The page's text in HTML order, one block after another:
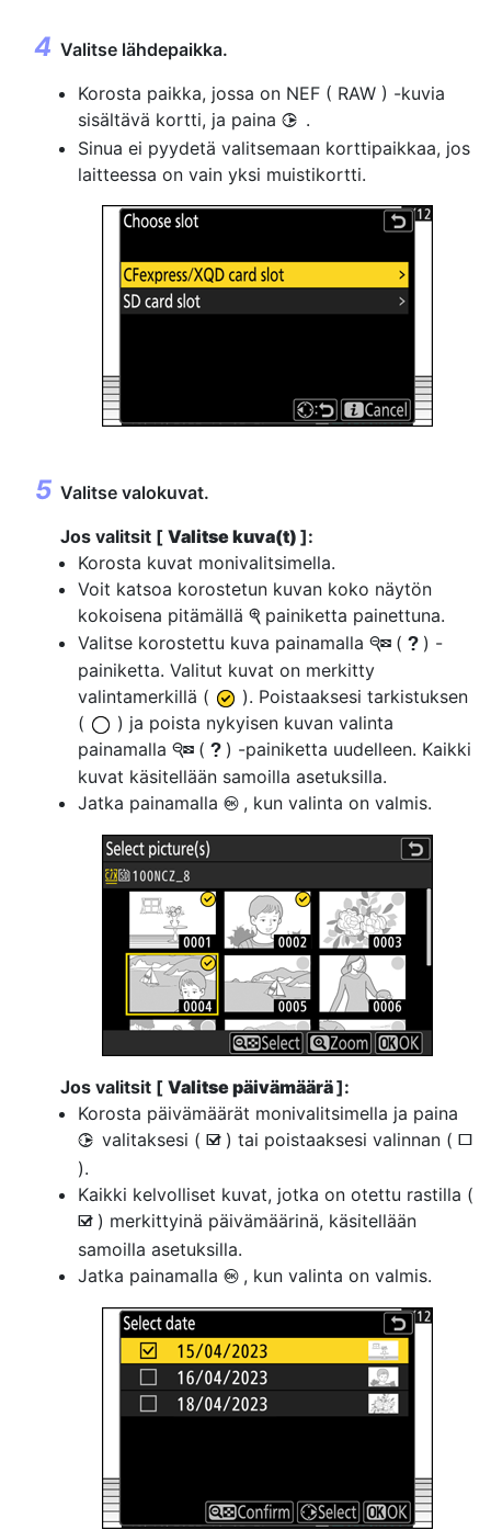
Valitse lähdepaikka.
Korosta paikka, jossa on NEF ( RAW ) -kuvia
sisältävä kortti, ja paina 2 .
Sinua ei pyydetä valitsemaan korttipaikkaa, jos
laitteessa on vain yksi muistikortti.
Valitse valokuvat.
Jos valitsit [ Valitse kuva(t) ]:
Korosta kuvat monivalitsimella.
Voit katsoa korostetun kuvan koko näytön
kokoisena pitämällä X painiketta painettuna.
Valitse korostettu kuva painamalla W ( Q ) -
painiketta. Valitut kuvat on merkitty
valintamerkillä (
). Poistaaksesi tarkistuksen
(
) ja poista nykyisen kuvan valinta
painamalla W ( Q ) -painiketta uudelleen. Kaikki
kuvat käsitellään samoilla asetuksilla.
Jatka painamalla J , kun valinta on valmis.
Jos valitsit [ Valitse päivämäärä]:
Korosta päivämäärät monivalitsimella ja paina
2 valitaksesi ( M ) tai poistaaksesi valinnan ( U
).
Kaikki kelvolliset kuvat, jotka on otettu rastilla (
M ) merkittyinä päivämäärinä, käsitellään
samoilla asetuksilla.
Jatka painamalla J , kun valinta on valmis.